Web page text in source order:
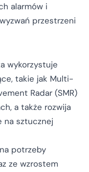
alarmów i
przestrzeni
wykorzystuje
takie jak Multi-
Radar (SMR)
a także rozwija
na sztucznej
potrzeby
ze wzrostem